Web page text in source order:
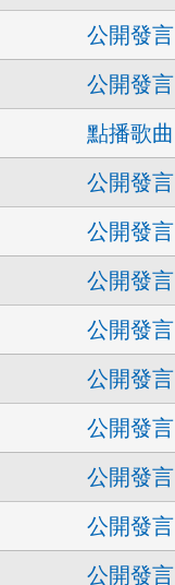
公開發言
公開發言
點播歌曲
公開發言
公開發言
公開發言
公開發言
公開發言
公開發言
公開發言
公開發言
公開發言